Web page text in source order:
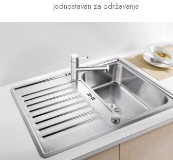
jednostavan za održavanje